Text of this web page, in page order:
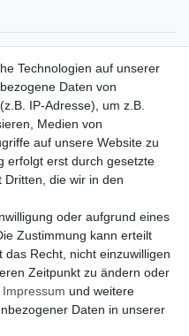
Technologien auf unserer
Daten von
IP-Adresse), um z.B.
Medien von
auf unsere Website zu
erfolgt erst durch gesetzte
Dritten, die wir in den
oder aufgrund eines
Zustimmung kann erteilt
Recht, nicht einzuwilligen
Zeitpunkt zu ändern oder
Impressum und weitere
Daten in unserer